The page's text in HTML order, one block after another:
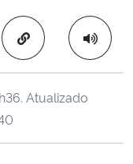
Copiar para área
. Atualizado